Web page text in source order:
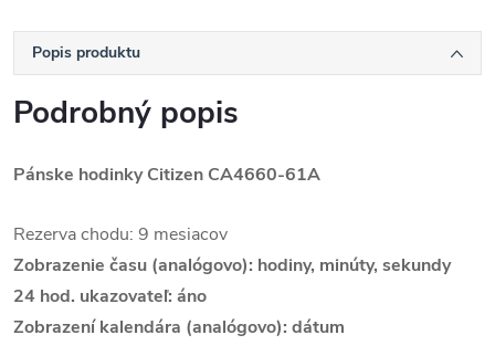
Popis produktu
Podrobný popis
Pánske hodinky Citizen CA4660-61A
Rezerva chodu: 9 mesiacov
Zobrazenie času (analógovo): hodiny, minúty, sekundy
24 hod. ukazovateľ: áno
Zobrazení kalendára (analógovo): dátum